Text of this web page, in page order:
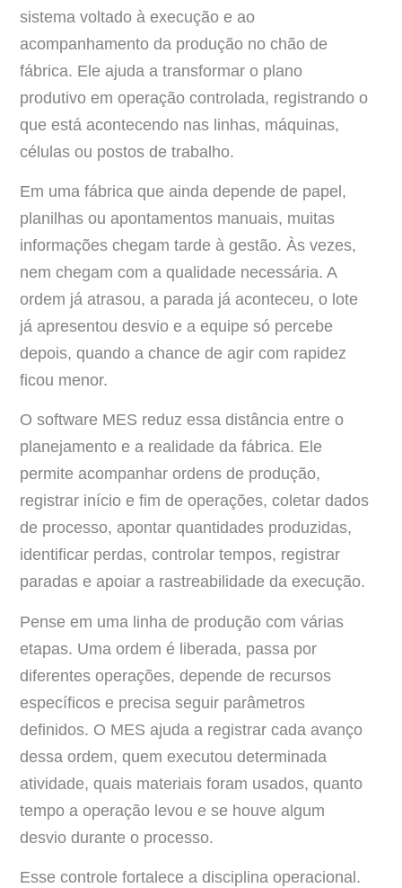
sistema voltado à execução e ao
acompanhamento da produção no chão de
fábrica. Ele ajuda a transformar o plano
produtivo em operação controlada, registrando o
que está acontecendo nas linhas, máquinas,
células ou postos de trabalho.
Em uma fábrica que ainda depende de papel,
planilhas ou apontamentos manuais, muitas
informações chegam tarde à gestão. Às vezes,
nem chegam com a qualidade necessária. A
ordem já atrasou, a parada já aconteceu, o lote
já apresentou desvio e a equipe só percebe
depois, quando a chance de agir com rapidez
ficou menor.
O software MES reduz essa distância entre o
planejamento e a realidade da fábrica. Ele
permite acompanhar ordens de produção,
registrar início e fim de operações, coletar dados
de processo, apontar quantidades produzidas,
identificar perdas, controlar tempos, registrar
paradas e apoiar a rastreabilidade da execução.
Pense em uma linha de produção com várias
etapas. Uma ordem é liberada, passa por
diferentes operações, depende de recursos
específicos e precisa seguir parâmetros
definidos. O MES ajuda a registrar cada avanço
dessa ordem, quem executou determinada
atividade, quais materiais foram usados, quanto
tempo a operação levou e se houve algum
desvio durante o processo.
Esse controle fortalece a disciplina operacional.